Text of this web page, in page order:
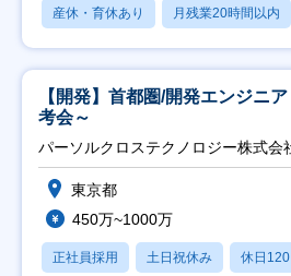
産休・育休あり 月残業20時間以内
【開発】首都圏/開発エンジニ
考会～
パーソルクロステクノロジー株式会
東京都
450万~1000万
正社員採用 土日祝休み 休日